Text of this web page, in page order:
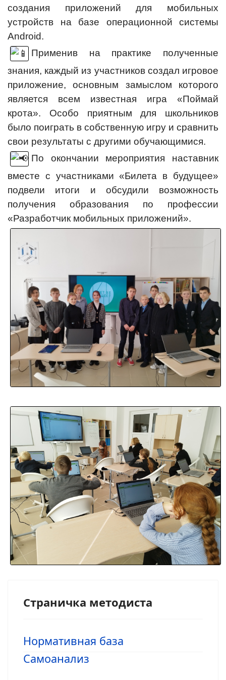
создания приложений для мобильных
устройств на базе операционной системы
Android.
Применив на практике полученные
знания, каждый из участников создал игровое
приложение, основным замыслом которого
является всем известная игра «Поймай
крота». Особо приятным для школьников
было поиграть в собственную игру и сравнить
свои результаты с другими обучающимися.
По окончании мероприятия наставник
вместе с участниками «Билета в будущее»
подвели итоги и обсудили возможность
получения образования по профессии
«Разработчик мобильных приложений».
Страничка методиста
Нормативная база
Самоанализ